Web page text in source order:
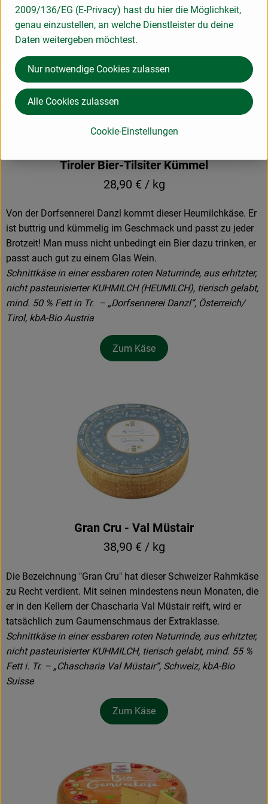
Paketpreis ca. 17,20 €
Tiroler Bier-Tilsiter Kümmel
28,90 € / kg
Von der Dorfsennerei Danzl kommt dieser Heumilchkäse. Er
ist buttrig und kümmelig im Geschmack und passt zu jeder
Brotzeit! Man muss nicht unbedingt ein Bier dazu trinken, er
passt auch gut zu einem Glas Wein.
Schnittkäse in einer essbaren roten Naturrinde, aus erhitzter,
nicht pasteurisierter KUHMILCH (HEUMILCH), tierisch gelabt,
mind. 50 % Fett in Tr. – „Dorfsennerei Danzl“, Österreich/
Tirol, kbA-Bio Austria
Zum Käse
Gran Cru - Val Müstair
38,90 € / kg
Die Bezeichnung "Gran Cru" hat dieser Schweizer Rahmkäse
zu Recht verdient. Mit seinen mindestens neun Monaten, die
er in den Kellern der Chascharia Val Müstair reift, wird er
tatsächlich zum Gaumenschmaus der Extraklasse.
Schnittkäse in einer essbaren roten Naturrinde, aus erhitzter,
nicht pasteurisierter KUHMILCH, tierisch gelabt, mind. 55 %
Fett i. Tr. – „Chascharia Val Müstair“, Schweiz, kbA-Bio
Suisse
Zum Käse
2009/136/EG (E-Privacy) hast du hier die Möglichkeit,
genau einzustellen, an welche Dienstleister du deine
Daten weitergeben möchtest.
Cookie-Einstellungen
Nur notwendige Cookies zulassen
Alle Cookies zulassen